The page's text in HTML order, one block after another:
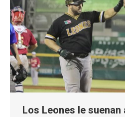
Los Leones le